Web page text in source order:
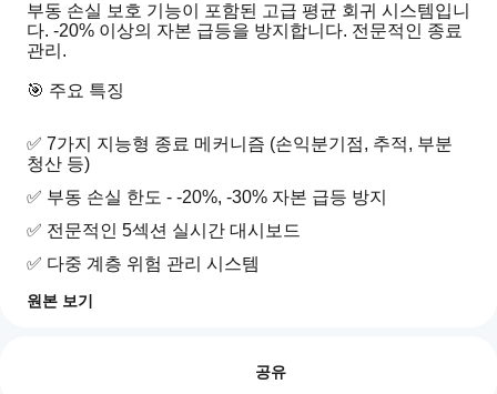
부동 손실 보호 기능이 포함된 고급 평균 회귀 시스템입니
다. -20% 이상의 자본 급등을 방지합니다. 전문적인 종료
관리.
🎯 주요 특징
✅ 7가지 지능형 종료 메커니즘 (손익분기점, 추적, 부분
청산 등)
✅ 부동 손실 한도 - -20%, -30% 자본 급등 방지
✅ 전문적인 5섹션 실시간 대시보드
✅ 다중 계층 위험 관리 시스템
✅ 자동 손익분기점 이동 - 조기 이익 고정
✅ 지능형 추적 정지 - 승리 극대화
원본 보기
공유